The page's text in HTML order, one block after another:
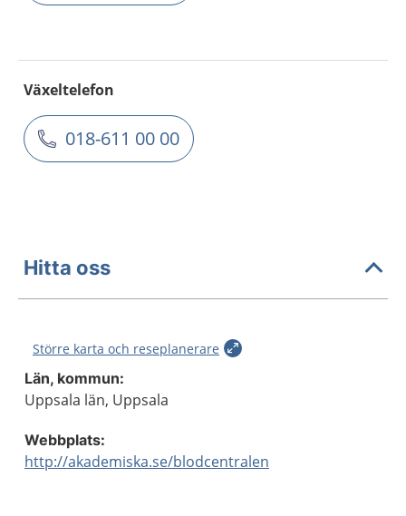
Växeltelefon
018-611 00 00
Hitta oss
Större karta och reseplanerare
Län, kommun:
Uppsala län, Uppsala
Webbplats:
http://akademiska.se/blodcentralen